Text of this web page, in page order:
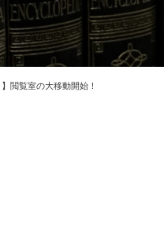
】閲覧室の大移動開始！